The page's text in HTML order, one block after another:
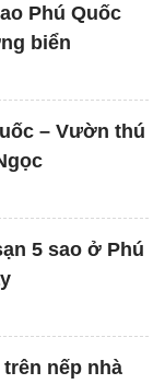
Phú Quốc
biển
– Vườn thú
5 sao ở Phú
nếp nhà